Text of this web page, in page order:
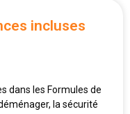
incluses
dans les Formules de
la sécurité